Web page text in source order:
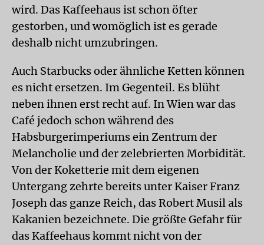
wird. Das Kaffeehaus ist schon öfter
gestorben, und womöglich ist es gerade
deshalb nicht umzubringen.
Auch Starbucks oder ähnliche Ketten können
es nicht ersetzen. Im Gegenteil. Es blüht
neben ihnen erst recht auf. In Wien war das
Café jedoch schon während des
Habsburgerimperiums ein Zentrum der
Melancholie und der zelebrierten Morbidität.
Von der Koketterie mit dem eigenen
Untergang zehrte bereits unter Kaiser Franz
Joseph das ganze Reich, das Robert Musil als
Kakanien bezeichnete. Die größte Gefahr für
das Kaffeehaus kommt nicht von der